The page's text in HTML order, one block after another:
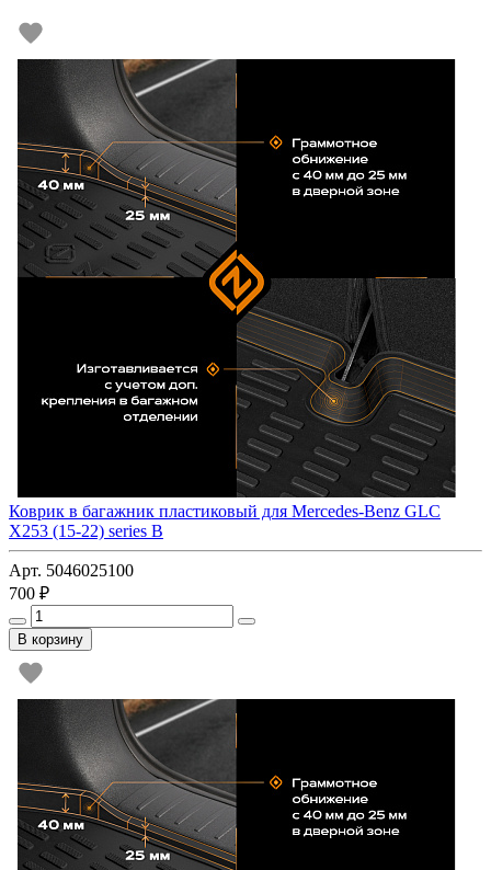
Коврик в багажник пластиковый для Mercedes-Benz GLC
X253 (15-22) series B
Арт. 5046025100
700 ₽
В корзину